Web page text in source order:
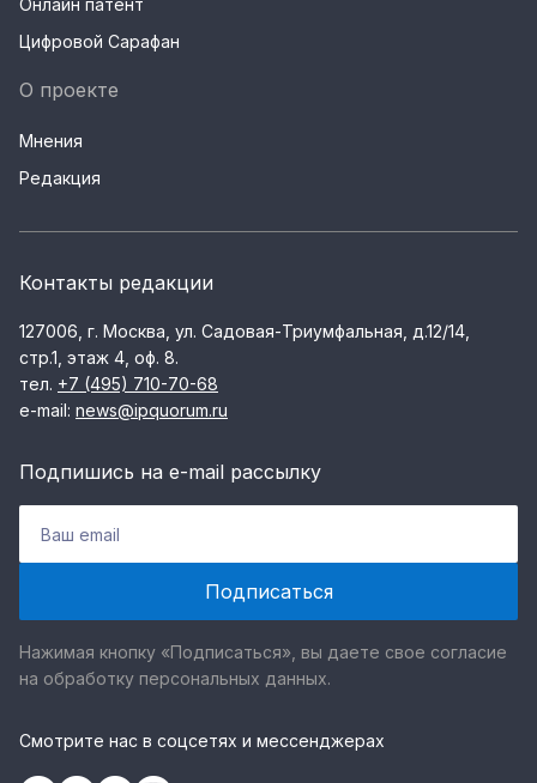
Онлайн патент
Цифровой Сарафан
О проекте
Мнения
Редакция
Контакты редакции
127006, г. Москва, ул. Садовая-Триумфальная, д.12/14,
стр.1, этаж 4, оф. 8.
тел. +7 (495) 710-70-68
e-mail: news@ipquorum.ru
Подпишись на e-mail рассылку
Нажимая кнопку «Подписаться», вы даете свое согласие
на обработку персональных данных.
Смотрите нас в соцсетях и мессенджерах